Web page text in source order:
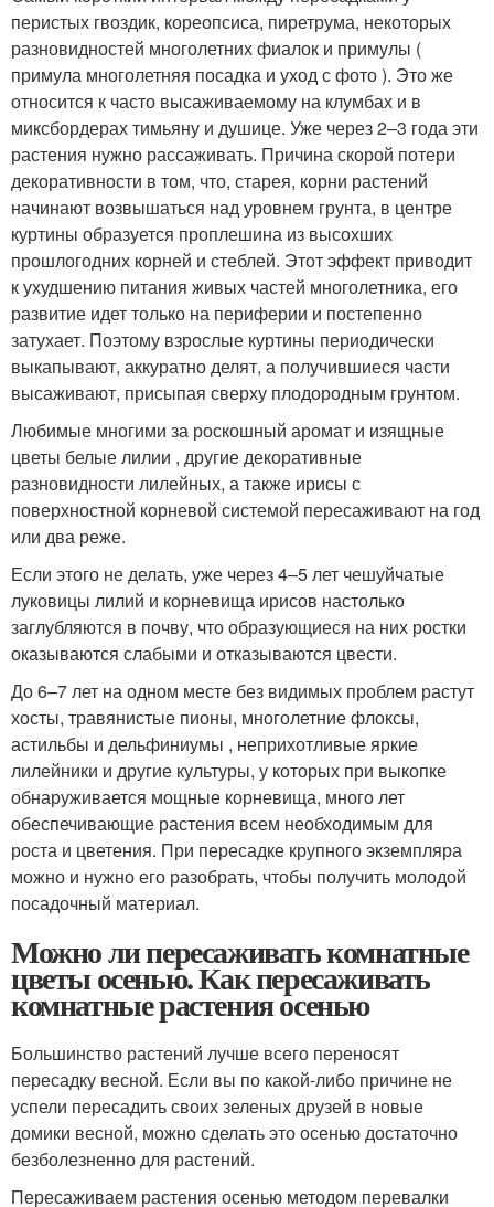
перистых гвоздик, кореопсиса, пиретрума, некоторых
разновидностей многолетних фиалок и примулы (
примула многолетняя посадка и уход с фото ). Это же
относится к часто высаживаемому на клумбах и в
миксбордерах тимьяну и душице. Уже через 2–3 года эти
растения нужно рассаживать. Причина скорой потери
декоративности в том, что, старея, корни растений
начинают возвышаться над уровнем грунта, в центре
куртины образуется проплешина из высохших
прошлогодних корней и стеблей. Этот эффект приводит
к ухудшению питания живых частей многолетника, его
развитие идет только на периферии и постепенно
затухает. Поэтому взрослые куртины периодически
выкапывают, аккуратно делят, а получившиеся части
высаживают, присыпая сверху плодородным грунтом.
Любимые многими за роскошный аромат и изящные
цветы белые лилии , другие декоративные
разновидности лилейных, а также ирисы с
поверхностной корневой системой пересаживают на год
или два реже.
Если этого не делать, уже через 4–5 лет чешуйчатые
луковицы лилий и корневища ирисов настолько
заглубляются в почву, что образующиеся на них ростки
оказываются слабыми и отказываются цвести.
До 6–7 лет на одном месте без видимых проблем растут
хосты, травянистые пионы, многолетние флоксы,
астильбы и дельфиниумы , неприхотливые яркие
лилейники и другие культуры, у которых при выкопке
обнаруживается мощные корневища, много лет
обеспечивающие растения всем необходимым для
роста и цветения. При пересадке крупного экземпляра
можно и нужно его разобрать, чтобы получить молодой
посадочный материал.
Можно ли пересаживать комнатные
цветы осенью. Как пересаживать
комнатные растения осенью
Большинство растений лучше всего переносят
пересадку весной. Если вы по какой-либо причине не
успели пересадить своих зеленых друзей в новые
домики весной, можно сделать это осенью достаточно
безболезненно для растений.
Пересаживаем растения осенью методом перевалки